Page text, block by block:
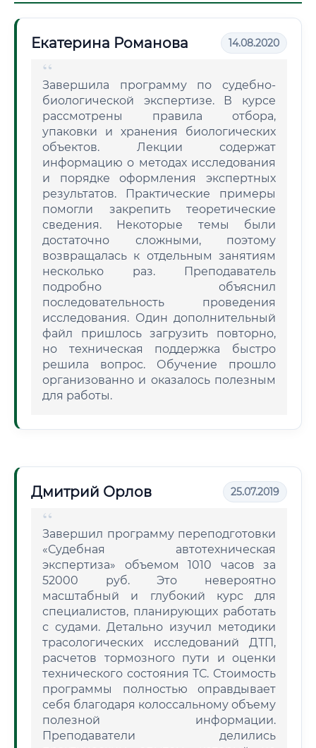
Екатерина Романова 14.08.2020
Завершила программу по судебно-
биологической экспертизе. В курсе
рассмотрены правила отбора,
упаковки и хранения биологических
объектов. Лекции содержат
информацию о методах исследования
и порядке оформления экспертных
результатов. Практические примеры
помогли закрепить теоретические
сведения. Некоторые темы были
достаточно сложными, поэтому
возвращалась к отдельным занятиям
несколько раз. Преподаватель
подробно объяснил
последовательность проведения
исследования. Один дополнительный
файл пришлось загрузить повторно,
но техническая поддержка быстро
решила вопрос. Обучение прошло
организованно и оказалось полезным
для работы.
Дмитрий Орлов 25.07.2019
Завершил программу переподготовки
«Судебная автотехническая
экспертиза» объемом 1010 часов за
52000 руб. Это невероятно
масштабный и глубокий курс для
специалистов, планирующих работать
с судами. Детально изучил методики
трасологических исследований ДТП,
расчетов тормозного пути и оценки
технического состояния ТС. Стоимость
программы полностью оправдывает
себя благодаря колоссальному объему
полезной информации.
Преподаватели делились